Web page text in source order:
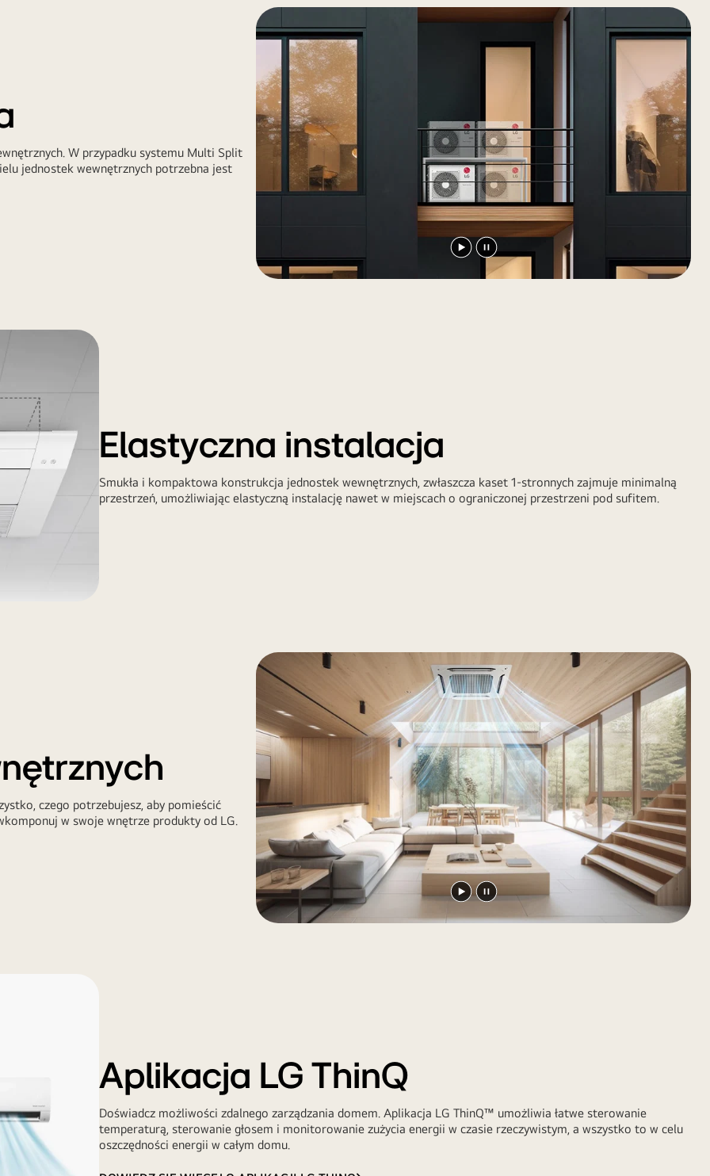
W przypadku systemu Multi Split
jednostek wewnętrznych potrzebna jest
OdtwórzZatrzymaj
Elastyczna instalacja
Smukła i kompaktowa konstrukcja jednostek wewnętrznych, zwłaszcza kaset 1-stronnych zajmuje minimalną
przestrzeń, umożliwiając elastyczną instalację nawet w miejscach o ograniczonej przestrzeni pod sufitem.
czego potrzebujesz, aby pomieścić
w swoje wnętrze produkty od LG.
Aplikacja LG ThinQ
Doświadcz możliwości zdalnego zarządzania domem. Aplikacja LG ThinQ™ umożliwia łatwe sterowanie
temperaturą, sterowanie głosem i monitorowanie zużycia energii w czasie rzeczywistym, a wszystko to w celu
oszczędności energii w całym domu.